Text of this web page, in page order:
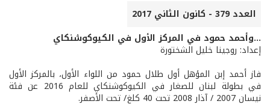
العدد 379 - كانون الثاني 2017
...وأحمد حمود في المركز الأول في الكيوكوشنكاي
إعداد: روجينا خليل الشختورة
فاز أحمد إبن المؤهل أول طلال حمود من اللواء الأول، بالمركز الأول
في بطولة لبنان للصغار في الكيوكوشنكاي للعام 2016 عن فئة
نيسان 2007 / آذار 2008 تحت 40 كلغ/ تحت الأصفر.